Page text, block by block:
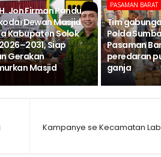
Jon Firman Pandu,
Dewan Masjid
Kabupaten Solok
Siap
Gerakan
Masjid
PASAMAN BARAT
Tim
Polda
Pasaman
peredaran
ganja
Kampanye se Kecamatan